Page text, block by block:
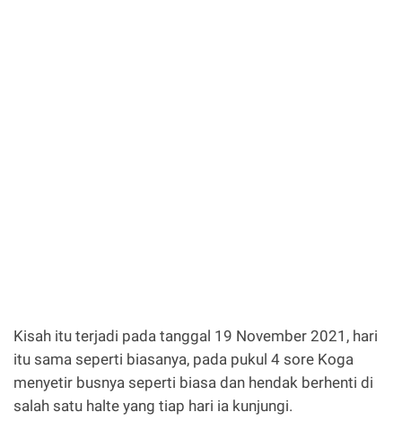
Kisah itu terjadi pada tanggal 19 November 2021, hari
itu sama seperti biasanya, pada pukul 4 sore Koga
menyetir busnya seperti biasa dan hendak berhenti di
salah satu halte yang tiap hari ia kunjungi.